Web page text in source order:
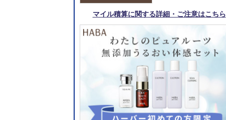
マイル積算に関する詳細・ご注意はこちら